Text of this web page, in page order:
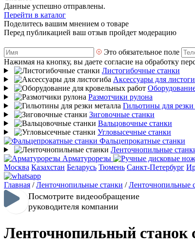
Данные успешно отправлены.
Перейти в каталог
Поделитесь вашим мнением о товаре
Перед публикацией ваш отзыв пройдет модерацию
Это обязательное поле
Нажимая на кнопку, вы даете согласие на обработку
Листогибочные станки
Аксессуары для
Размотчики рулона
Гильотины для резки
Зиговочные станки
Вальцовочные станки
Угловысечные станки
Фальцепрокатные станки
Ленточнопильные
Арматурорезы
Москва Казахстан Беларусь Тюмень Санкт-Петербург
Главная /Ленточнопильные станки /Ленточнопильные
Посмотрите видеообращение
руководителя компании
Ленточнопильный станок